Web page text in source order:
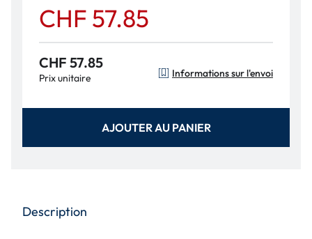
CHF 57.85
CHF 57.85
Prix unitaire Informations sur l'envoi
AJOUTER AU PANIER
Description